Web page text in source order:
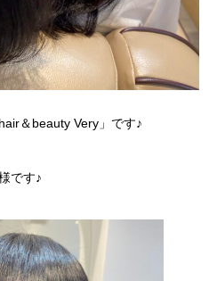
＆beauty Very」です♪
です♪